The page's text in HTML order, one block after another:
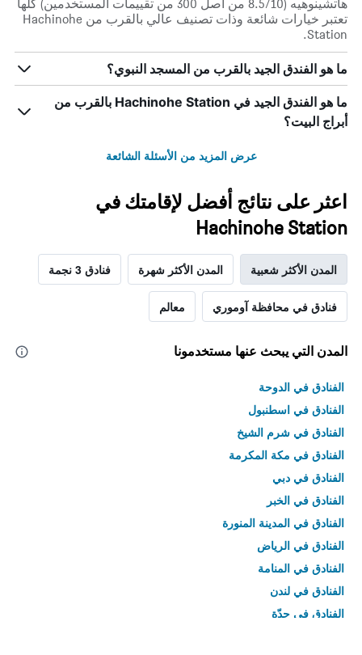
هاتشينوهيه (8.5/10 من أصل 300 من تقييمات المستخدمين) كلها
تعتبر خيارات شائعة وذات تصنيف عالي بالقرب من Hachinohe
Station.
ما هو الفندق الجيد بالقرب من المسجد النبوي؟
ما هو الفندق الجيد في Hachinohe Station بالقرب من
أبراج البيت؟
عرض المزيد من الأسئلة الشائعة
اعثر على نتائج أفضل لإقامتك في
Hachinohe Station
المدن الأكثر شعبية المدن الأكثر شهرة فنادق 3 نجمة
فنادق في محافظة آوموري معالم
المدن التي يبحث عنها مستخدمونا
الفنادق في الدوحة
الفنادق في اسطنبول
الفنادق في شرم الشيخ
الفنادق في مكة المكرمة
الفنادق في دبي
الفنادق في الخبر
الفنادق في المدينة المنورة
الفنادق في الرياض
الفنادق في المنامة
الفنادق في لندن
الفنادق في جدّة